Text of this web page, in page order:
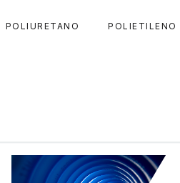
POLIURETANO POLIETILENO